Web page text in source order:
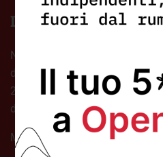
L’inflazione in Italia e
Nel 2021 l’inflazione in Europa
degli ultimi 10 anni, e
2022. Il settore maggiormente
domestiche, che pesa
mercoledì 9 Marzo 2022